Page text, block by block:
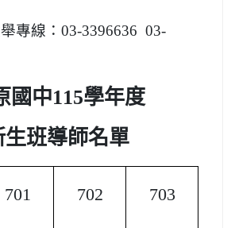
專線：03-3396636 03-
國中115學年度
生班導師名單
701 702 703